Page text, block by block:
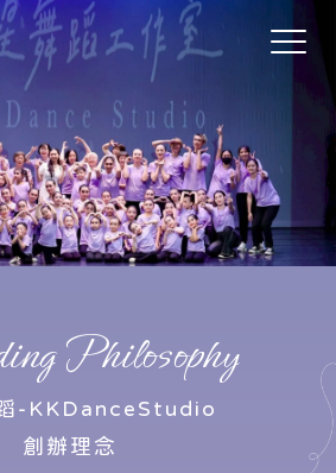
Philosophy
-KKDanceStudio
創辦理念